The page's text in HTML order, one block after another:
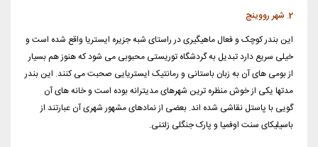
2. شهر رووینج
این بندر کوچک و فعال ماهیگیری در راستای شبه جزیره ایستریا واقع شده است و
خیلی سریع دارد تبدیل به گردشگاه توریستی محبوبی می شود که هنوز هم بسیار
از بومی های آن به زبان باستانی و رمانتیک ایستریایی صحبت می کنند. این بندر
مدتها یکی از خوش منظره ترین شهرهای مدیترانه بوده است و خانه های آن
گویی با پاستل نقاشی شده اند. بعضی از نمادهای مشهور شهری آن عبارتند از
باسیلیکای سنت اوفمیا و پارک جنگلی زلتنی.